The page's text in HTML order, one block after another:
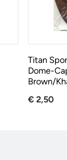
Titan
Dome-
Brown/
€ 2,50